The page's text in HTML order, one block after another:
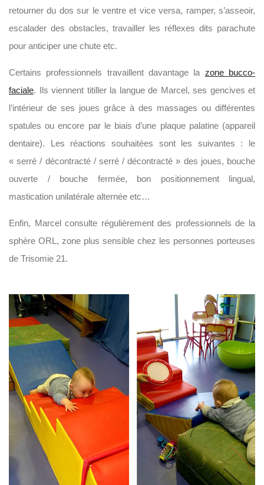
retourner du dos sur le ventre et vice versa, ramper, s’asseoir,
escalader des obstacles, travailler les réflexes dits parachute
pour anticiper une chute etc.
Certains professionnels travaillent davantage la zone bucco-
faciale. Ils viennent titiller la langue de Marcel, ses gencives et
l’intérieur de ses joues grâce à des massages ou différentes
spatules ou encore par le biais d’une plaque palatine (appareil
dentaire). Les réactions souhaitées sont les suivantes : le
« serré / décontracté / serré / décontracté » des joues, bouche
ouverte / bouche fermée, bon positionnement lingual,
mastication unilatérale alternée etc…
Enfin, Marcel consulte régulièrement des professionnels de la
sphère ORL, zone plus sensible chez les personnes porteuses
de Trisomie 21.